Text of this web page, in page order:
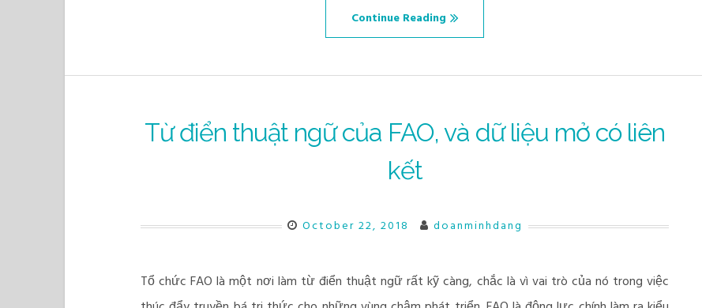
Continue Reading
Từ điển thuật ngữ của FAO, và dữ liệu mở có liên
kết
October 22, 2018 doanminhdang
Tổ chức FAO là một nơi làm từ điển thuật ngữ rất kỹ càng, chắc là vì vai trò của nó trong việc